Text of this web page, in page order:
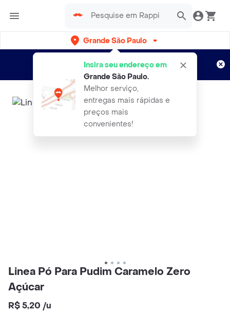
Grande São Paulo
Insira seu endereço em
Grande São Paulo.
Melhor serviço,
entregas mais rápidas e
preços mais
convenientes!
Entregas grátis por 15 dias!
Aplicam T&C
Linea Pó Para Pudim Caramelo Zero
Açúcar
R$ 5,20 /u